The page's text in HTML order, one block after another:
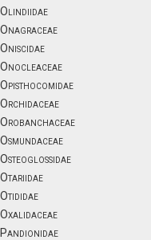
Olindiidae
Onagraceae
Oniscidae
Onocleaceae
Opisthocomidae
Orchidaceae
Orobanchaceae
Osmundaceae
Osteoglossidae
Otariidae
Otididae
Oxalidaceae
Pandionidae